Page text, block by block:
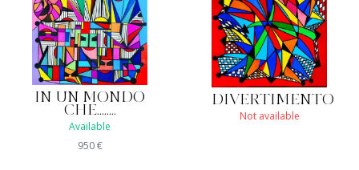
IN UN MONDO
CHE........
Available
950€
DIVERTIMENTO
Not available